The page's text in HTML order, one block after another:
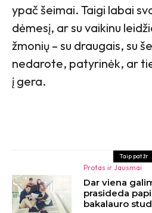
ypač šeimai. Taigi labai
dėmesį, ar su vaikinu
žmonių – su draugais, su
nedarote, patyrinėk, ar
į gera.
Taip pat žr
Protas ir Jausmai
Dar viena
prasideda
bakalauro